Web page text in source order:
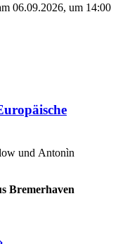
06.09.2026, um 14:00
und Antonìn
Bremerhaven